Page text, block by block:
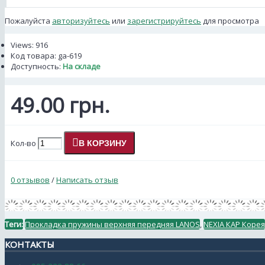
Пожалуйста авторизуйтесь или зарегистрируйтесь для просмотра
Views: 916
Код товара: ga-619
Доступность: На складе
49.00 грн.
Кол-во В КОРЗИНУ
0 отзывов /Написать отзыв
Теги:Прокладка пружины верхняя передняя LANOS,NEXIA КАР Корея
КОНТАКТЫ